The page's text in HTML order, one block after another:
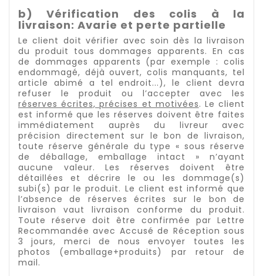
b) Vérification des colis à la
livraison: Avarie et perte partielle
Le client doit vérifier avec soin dès la livraison
du produit tous dommages apparents. En cas
de dommages apparents (par exemple : colis
endommagé, déjà ouvert, colis manquants, tel
article abimé a tel endroit...), le client devra
refuser le produit ou l’accepter avec les
réserves écrites, précises et motivées. Le client
est informé que les réserves doivent être faites
immédiatement auprès du livreur avec
précision directement sur le bon de livraison,
toute réserve générale du type « sous réserve
de déballage, emballage intact » n’ayant
aucune valeur. Les réserves doivent être
détaillées et décrire le ou les dommage(s)
subi(s) par le produit. Le client est informé que
l’absence de réserves écrites sur le bon de
livraison vaut livraison conforme du produit.
Toute réserve doit être confirmée par Lettre
Recommandée avec Accusé de Réception sous
3 jours, merci de nous envoyer toutes les
photos (emballage+produits) par retour de
mail.